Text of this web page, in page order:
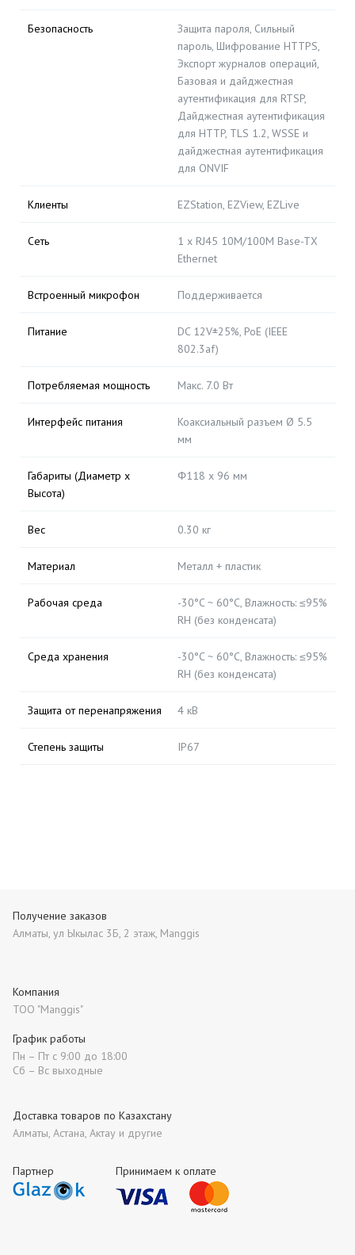
Безопасность
Защита пароля, Сильный
пароль, Шифрование HTTPS,
Экспорт журналов операций,
Базовая и дайджестная
аутентификация для RTSP,
Дайджестная аутентификация
для HTTP, TLS 1.2, WSSE и
дайджестная аутентификация
для ONVIF
Клиенты EZStation, EZView, EZLive
Сеть
1 x RJ45 10M/100M Base-TX
Ethernet
Встроенный микрофон Поддерживается
Питание
DC 12V±25%, PoE (IEEE
802.3af)
Потребляемая мощность Макс. 7.0 Вт
Интерфейс питания
Коаксиальный разъем Ø 5.5
мм
Габариты (Диаметр x
Высота)
Φ118 x 96 мм
Вес 0.30 кг
Материал Металл + пластик
Рабочая среда
-30°C ~ 60°C, Влажность: ≤95%
RH (без конденсата)
Среда хранения
-30°C ~ 60°C, Влажность: ≤95%
RH (без конденсата)
Защита от перенапряжения 4 кВ
Степень защиты IP67
Партнер Принимаем к оплате
Получение заказов
Алматы, ул Ыкылас 3Б, 2 этаж, Manggis
Компания
ТОО "Manggis"
Доставка товаров по Казахстану
Алматы, Астана, Актау и другие
График работы
Пн – Пт с 9:00 до 18:00
Сб – Вс выходные